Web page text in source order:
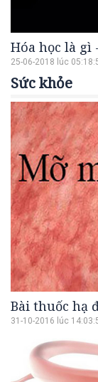
Hóa học là gì
25-06-2018 lúc
Sức khỏe
Bài thuốc hạ
31-10-2016 lúc